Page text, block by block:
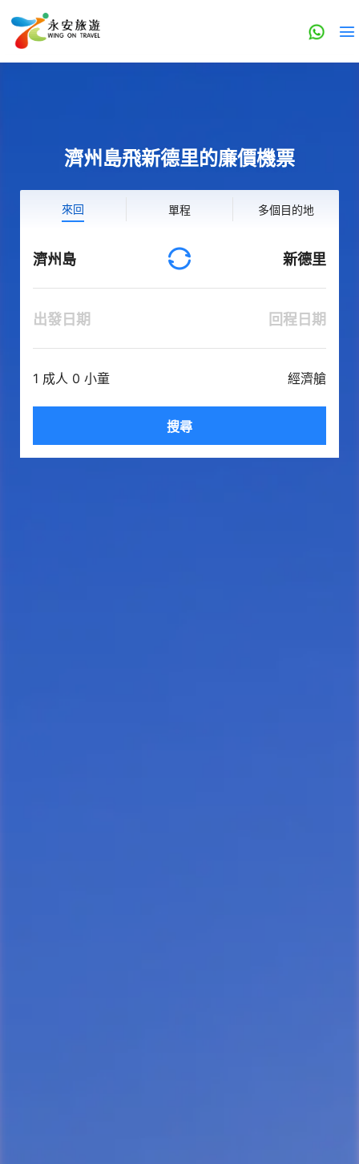
濟州島飛新德里的廉價機票
來回 單程 多個目的地
濟州島 新德里
出發日期 回程日期
1 成人 0 小童 經濟艙
搜尋